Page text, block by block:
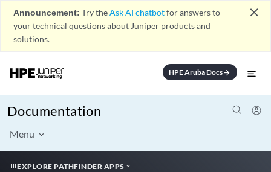
Announcement: Try theAsk AI chatbotfor answers to
your technical questions about Juniper products and
solutions.
close
HPE Aruba Docsarrow_forward
Documentation
Menu
EXPLORE PATHFINDER APPS